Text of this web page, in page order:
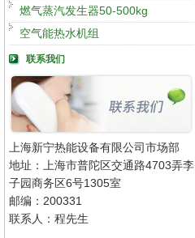
燃气蒸汽发生器50-500kg
空气能热水机组
联系我们
上海新宁热能设备有限公司市场部
地址：上海市普陀区交通路4703弄李
子园商务区6号1305室
邮编：200331
联系人：程先生